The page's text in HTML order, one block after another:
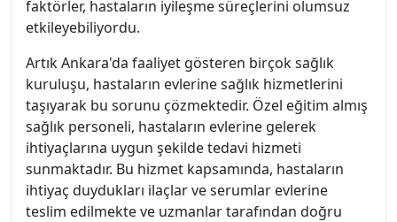
faktörler, hastaların iyileşme süreçlerini olumsuz
etkileyebiliyordu.
Artık Ankara'da faaliyet gösteren birçok sağlık
kuruluşu, hastaların evlerine sağlık hizmetlerini
taşıyarak bu sorunu çözmektedir. Özel eğitim almış
sağlık personeli, hastaların evlerine gelerek
ihtiyaçlarına uygun şekilde tedavi hizmeti
sunmaktadır. Bu hizmet kapsamında, hastaların
ihtiyaç duydukları ilaçlar ve serumlar evlerine
teslim edilmekte ve uzmanlar tarafından doğru